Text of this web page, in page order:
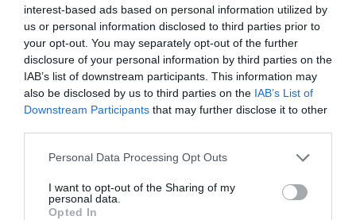
interest-based ads based on personal information utilized by
us or personal information disclosed to third parties prior to
your opt-out. You may separately opt-out of the further
disclosure of your personal information by third parties on the
IAB’s list of downstream participants. This information may
also be disclosed by us to third parties on the IAB’s List of
Downstream Participants that may further disclose it to other
Personal Data Processing Opt Outs
I want to opt-out of the Sharing of my
personal data.
Opted In
Με αρκετά κιλά παραπάνω από αυτά που θα
περίμενε κανείς, μακριά μαλλιά και
χαμογελαστός, ο Χάλεϊ Τζόελ Όσμεντ έχει
Εσείς θα τον αναγνωρίζατε;